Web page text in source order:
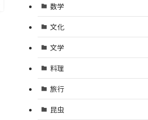
数学
文化
文学
料理
旅行
昆虫